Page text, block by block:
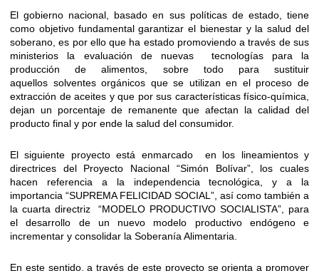
El gobierno nacional, basado en sus políticas de estado, tiene
como objetivo fundamental garantizar el bienestar y la salud del
soberano, es por ello que ha estado promoviendo a través de sus
ministerios la evaluación de nuevas tecnologías para la
producción de alimentos, sobre todo para sustituir
aquellos solventes orgánicos que se utilizan en el proceso de
extracción de aceites y que por sus características físico-química,
dejan un porcentaje de remanente que afectan la calidad del
producto final y por ende la salud del consumidor.
El siguiente proyecto está enmarcado en los lineamientos y
directrices del Proyecto Nacional “Simón Bolívar”, los cuales
hacen referencia a la independencia tecnológica, y a la
importancia “SUPREMA FELICIDAD SOCIAL”, así como también a
la cuarta directriz “MODELO PRODUCTIVO SOCIALISTA”, para
el desarrollo de un nuevo modelo productivo endógeno e
incrementar y consolidar la Soberanía Alimentaria.
En este sentido, a través de este proyecto se orienta a promover